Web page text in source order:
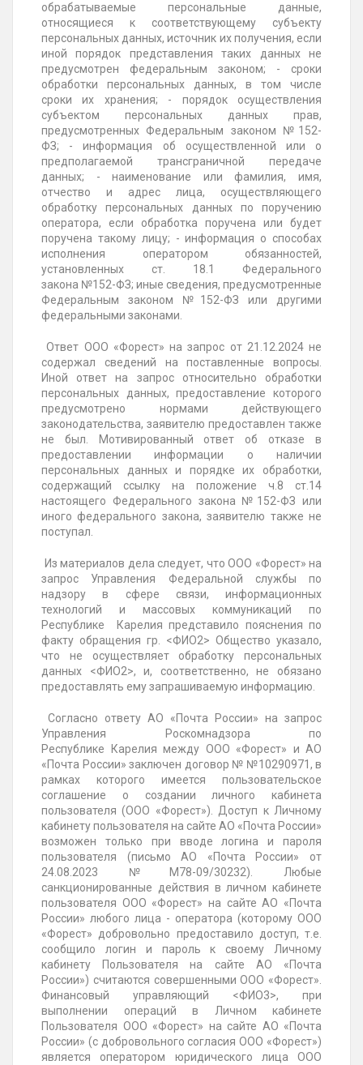
обрабатываемые персональные данные,
относящиеся к соответствующему субъекту
персональных данных, источник их получения, если
иной порядок представления таких данных не
предусмотрен федеральным законом; - сроки
обработки персональных данных, в том числе
сроки их хранения; - порядок осуществления
субъектом персональных данных прав,
предусмотренных Федеральным законом №152-
ФЗ; - информация об осуществленной или о
предполагаемой трансграничной передаче
данных; - наименование или фамилия, имя,
отчество и адрес лица, осуществляющего
обработку персональных данных по поручению
оператора, если обработка поручена или будет
поручена такому лицу; - информация о способах
исполнения оператором обязанностей,
установленных ст. 18.1 Федерального
закона №152-ФЗ; иные сведения, предусмотренные
Федеральным законом №152-ФЗ или другими
федеральными законами.
Ответ ООО «Форест» на запрос от 21.12.2024не
содержал сведений на поставленные вопросы.
Иной ответ на запрос относительно обработки
персональных данных, предоставление которого
предусмотрено нормами действующего
законодательства, заявителю предоставлен также
не был. Мотивированный ответ об отказе в
предоставлении информации о наличии
персональных данных и порядке их обработки,
содержащий ссылку на положение ч.8 ст.14
настоящего Федерального закона №152-ФЗ или
иного федерального закона, заявителю также не
поступал.
Из материалов дела следует, что ООО «Форест» на
запрос Управления Федеральной службы по
надзору в сфере связи, информационных
технологий и массовых коммуникаций по
Республике
Карелия представило пояснения по
факту обращения гр. <ФИО2> Общество указало,
что не осуществляет обработку персональных
данных <ФИО2>, и, соответственно, не обязано
предоставлять ему запрашиваемую информацию.
Согласно ответу АО «Почта России» на запрос
Управления Роскомнадзора по
Республике
Карелия между ООО «Форест» и АО
«Почта России» заключен договор № №10290971, в
рамках которого имеется пользовательское
соглашение о создании личного кабинета
пользователя (ООО «Форест»). Доступ к Личному
кабинету пользователя на сайте АО «Почта России»
возможен только при вводе логина и пароля
пользователя (письмо АО «Почта России» от
24.08.2023 №М78-09/30232). Любые
санкционированные действия в личном кабинете
пользователя ООО «Форест» на сайте АО «Почта
России» любого лица - оператора (которому ООО
«Форест» добровольно предоставило доступ, т.е.
сообщило логин и пароль к своему Личному
кабинету Пользователя на сайте АО «Почта
России») считаются совершенными ООО «Форест».
Финансовый управляющий <ФИО3>, при
выполнении операций в Личном кабинете
Пользователя ООО «Форест» на сайте АО «Почта
России» (с добровольного согласия ООО «Форест»)
является оператором юридического лица ООО